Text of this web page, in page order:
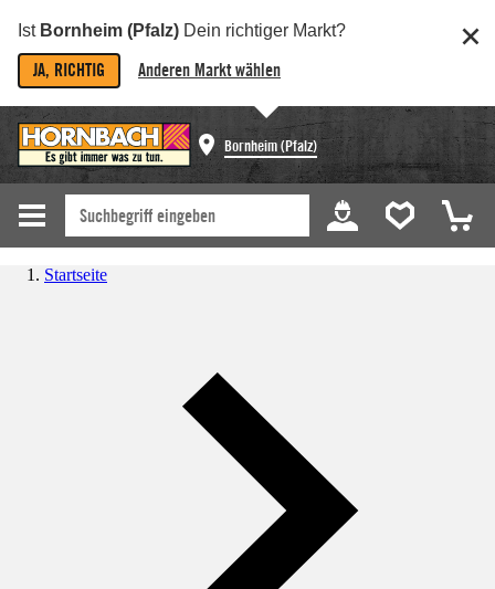
Ist Bornheim (Pfalz) Dein richtiger Markt?
JA, RICHTIG Anderen Markt wählen
Bornheim (Pfalz)
Startseite